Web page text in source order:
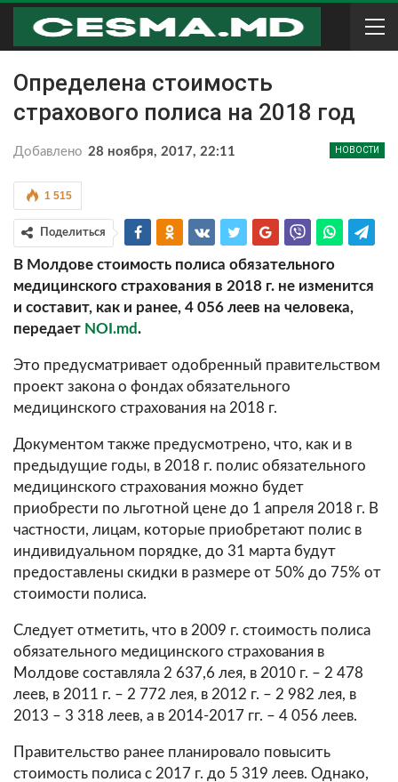
Определена стоимость
страхового полиса на 2018 год
НОВОСТИ
Добавлено 28 ноября, 2017, 22:11
1 515
Поделиться
В Молдове стоимость полиса обязательного
медицинского страхования в 2018 г. не изменится
и составит, как и ранее, 4 056 леев на человека,
передает NOI.md.
Это предусматривает одобренный правительством
проект закона о фондах обязательного
медицинского страхования на 2018 г.
Документом также предусмотрено, что, как и в
предыдущие годы, в 2018 г. полис обязательного
медицинского страхования можно будет
приобрести по льготной цене до 1 апреля 2018 г. В
частности, лицам, которые приобретают полис в
индивидуальном порядке, до 31 марта будут
предоставлены скидки в размере от 50% до 75% от
стоимости полиса.
Следует отметить, что в 2009 г. стоимость полиса
обязательного медицинского страхования в
Молдове составляла 2 637,6 лея, в 2010 г. – 2 478
леев, в 2011 г. – 2 772 лея, в 2012 г. – 2 982 лея, в
2013 – 3 318 леев, а в 2014-2017 гг. – 4 056 леев.
Правительство ранее планировало повысить
стоимость полиса с 2017 г. до 5 319 леев. Однако,